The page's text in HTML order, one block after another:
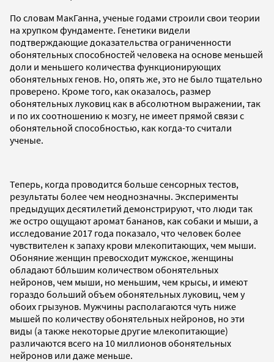
По словам МакГанна, ученые годами строили свои теории
на хрупком фундаменте. Генетики видели
подтверждающие доказательства ограниченности
обонятельных способностей человека на основе меньшей
доли и меньшего количества функционирующих
обонятельных генов. Но, опять же, это не было тщательно
проверено. Кроме того, как оказалось, размер
обонятельных луковиц как в абсолютном выражении, так
и по их соотношению к мозгу, не имеет прямой связи с
обонятельной способностью, как когда-то считали
ученые.
Теперь, когда проводится больше сенсорных тестов,
результаты более чем неоднозначны. Эксперименты
предыдущих десятилетий демонстрируют, что люди так
же остро ощущают аромат бананов, как собаки и мыши, а
исследование 2017 года показало, что человек более
чувствителен к запаху крови млекопитающих, чем мыши.
Обоняние женщин превосходит мужское, женщины
обладают бо́льшим количеством обонятельных
нейронов, чем мыши, но меньшим, чем крысы, и имеют
гораздо больший объем обонятельных луковиц, чем у
обоих грызунов. Мужчины располагаются чуть ниже
мышей по количеству обонятельных нейронов, но эти
виды (а также некоторые другие млекопитающие)
различаются всего на 10 миллионов обонятельных
нейронов или даже меньше.